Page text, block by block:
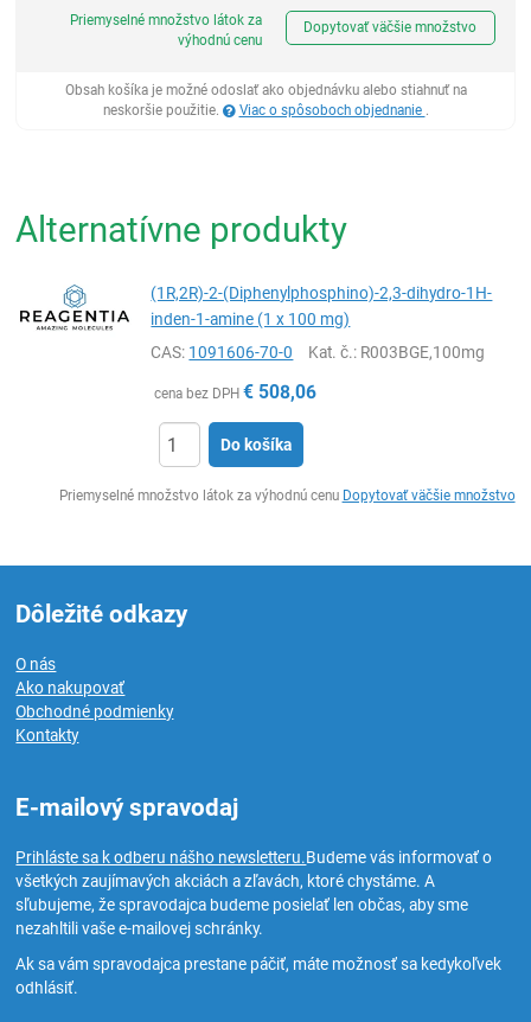
Priemyselné množstvo látok za
výhodnú cenu
Dopytovať väčšie množstvo
Obsah košíka je možné odoslať ako objednávku alebo stiahnuť na
neskoršie použitie.
Viac o spôsoboch objednanie .
Alternatívne produkty
(1R,2R)-2-(Diphenylphosphino)-2,3-dihydro-1H-
inden-1-amine (1 x 100 mg)
CAS: 1091606-70-0 Kat. č.: R003BGE,100mg
cena bez DPH € 508,06
Do košíka
Priemyselné množstvo látok za výhodnú cenu Dopytovať väčšie množstvo
Dôležité odkazy
O nás
Ako nakupovať
Obchodné podmienky
Kontakty
E-mailový spravodaj
Prihláste sa k odberu nášho newsletteru.Budeme vás informovať o
všetkých zaujímavých akciách a zľavách, ktoré chystáme. A
sľubujeme, že spravodajca budeme posielať len občas, aby sme
nezahltili vaše e-mailovej schránky.
Ak sa vám spravodajca prestane páčiť, máte možnosť sa kedykoľvek
odhlásiť.